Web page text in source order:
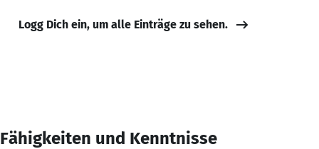
Logg Dich ein, um alle Einträge zu sehen.
Fähigkeiten und Kenntnisse